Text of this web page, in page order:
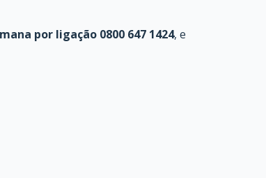
por ligação 0800 647 1424, e